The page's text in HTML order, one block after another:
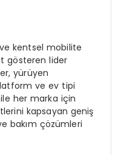
kentsel mobilite
gösteren lider
yürüyen
ve ev tipi
her marka için
kapsayan geniş
bakım çözümleri